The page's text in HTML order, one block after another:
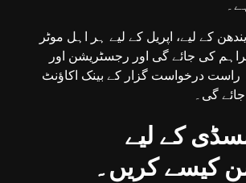
20 لیٹر ایندھن کے لیے، اپریل کے لیے ہر اہل موٹر
کی جائے گی اور رجسٹریشن اور
راست درخواست گزار کے بینک اکاؤنٹ
گی۔
کے لیے
کیسے کریں۔